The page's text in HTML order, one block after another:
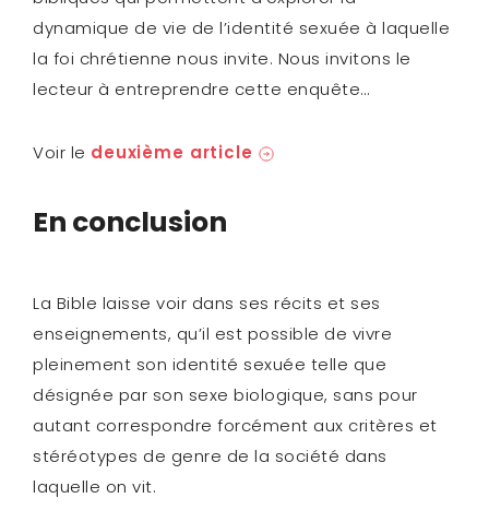
dynamique de vie de l’identité sexuée à laquelle
la foi chrétienne nous invite. Nous invitons le
lecteur à entreprendre cette enquête…
Voir le deuxième article
En conclusion
La Bible laisse voir dans ses récits et ses
enseignements, qu’il est possible de vivre
pleinement son identité sexuée telle que
désignée par son sexe biologique, sans pour
autant correspondre forcément aux critères et
stéréotypes de genre de la société dans
laquelle on vit.